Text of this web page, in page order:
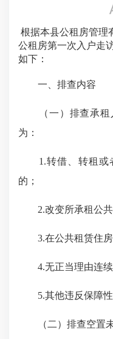
根据本县公租房管理
公租房第一次入户走
如下：
一、排查内容
（一）排查承
为：
1.转借、转租
的；
2.改变所承租公
3.在公共租赁住
4.无正当理由连
5.其他违反保障
（二）排查空置